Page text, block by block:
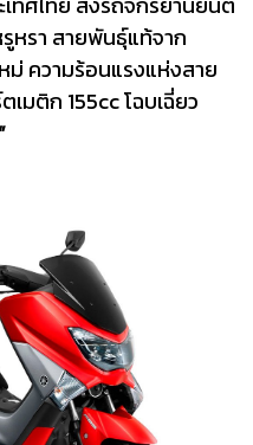
หรา สายพันธุ์แท้จาก
ม่ ความร้อนแรงแห่งสาย
มติก 155cc โฉบเฉี่ยว